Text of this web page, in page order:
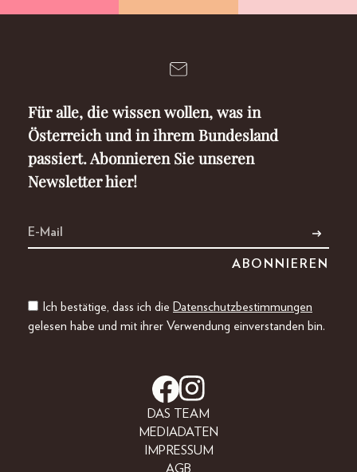
Für alle, die wissen wollen, was in
Österreich und in ihrem Bundesland
passiert. Abonnieren Sie unseren
Newsletter hier!
Ich bestätige, dass ich die Datenschutzbestimmungen
gelesen habe und mit ihrer Verwendung einverstanden bin.
DAS TEAM
MEDIADATEN
IMPRESSUM
AGB